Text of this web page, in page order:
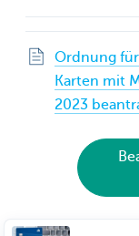
Ordnung
Karten mit
2023